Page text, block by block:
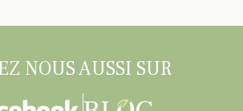
NOUS AUSSI SUR